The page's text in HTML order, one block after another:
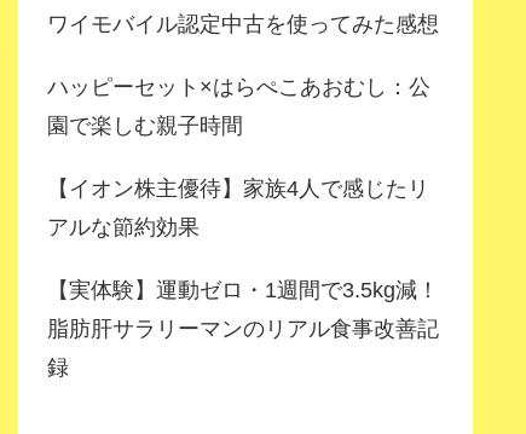
ワイモバイル認定中古を使ってみた感想
ハッピーセット×はらぺこあおむし：公
園で楽しむ親子時間
【イオン株主優待】家族4人で感じたリ
アルな節約効果
【実体験】運動ゼロ・1週間で3.5kg減！
脂肪肝サラリーマンのリアル食事改善記
録